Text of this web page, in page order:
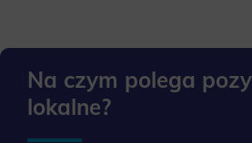
Na czym polega
lokalne?